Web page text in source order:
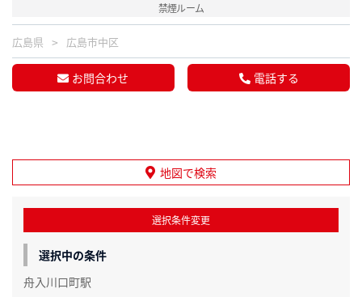
禁煙ルーム
広島県 広島市中区
お問合わせ 電話する
地図で検索
選択条件変更
選択中の条件
舟入川口町駅